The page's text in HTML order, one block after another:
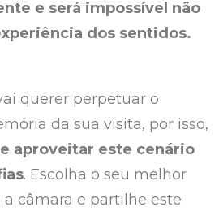
e será impossível não
dos sentidos.
querer perpetuar o
da sua visita, por isso,
aproveitar este cenário
. Escolha o seu melhor
a câmara e partilhe este